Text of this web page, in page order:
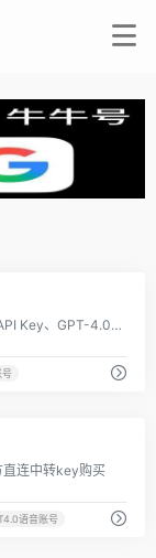
专业销售OpenAI/ChatGPT 官方账号、API Key、GPT-4.0 Plus 订阅账号
号
连中转key购买
语音账号